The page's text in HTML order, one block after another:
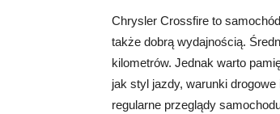
Chrysler Crossfire to
także dobrą wydajnością.
kilometrów. Jednak warto
jak styl jazdy, warunki
regularne przeglądy